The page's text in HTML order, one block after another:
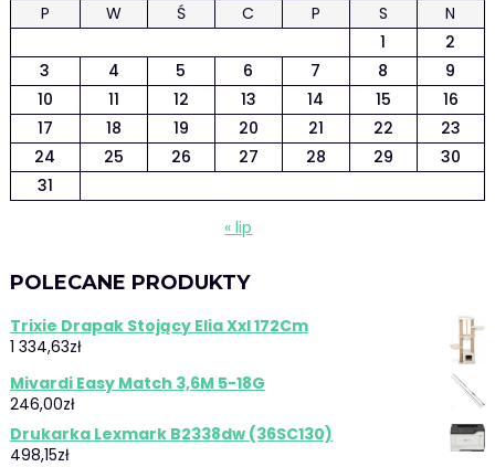
P
W Ś C P S
N
1
2
3
4 5 6 7 8
9
10
11 12 13 14 15
16
17
18 19 20 21 22
23
24
25 26 27 28 29
30
31
« lip
POLECANE PRODUKTY
Trixie Drapak Stojący Elia Xxl 172Cm
1 334,63zł
Mivardi Easy Match 3,6M 5-18G
246,00zł
Drukarka Lexmark B2338dw (36SC130)
498,15zł